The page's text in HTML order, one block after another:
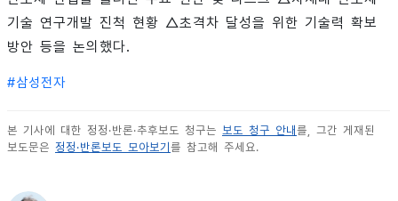
기술 연구개발 진척 현황 △초격차 달성을 위한 기술력 확보
방안 등을 논의했다.
#삼성전자
본 기사에 대한 정정·반론·추후보도 청구는 보도 청구 안내를, 그간 게재된
보도문은 정정·반론보도 모아보기를 참고해 주세요.